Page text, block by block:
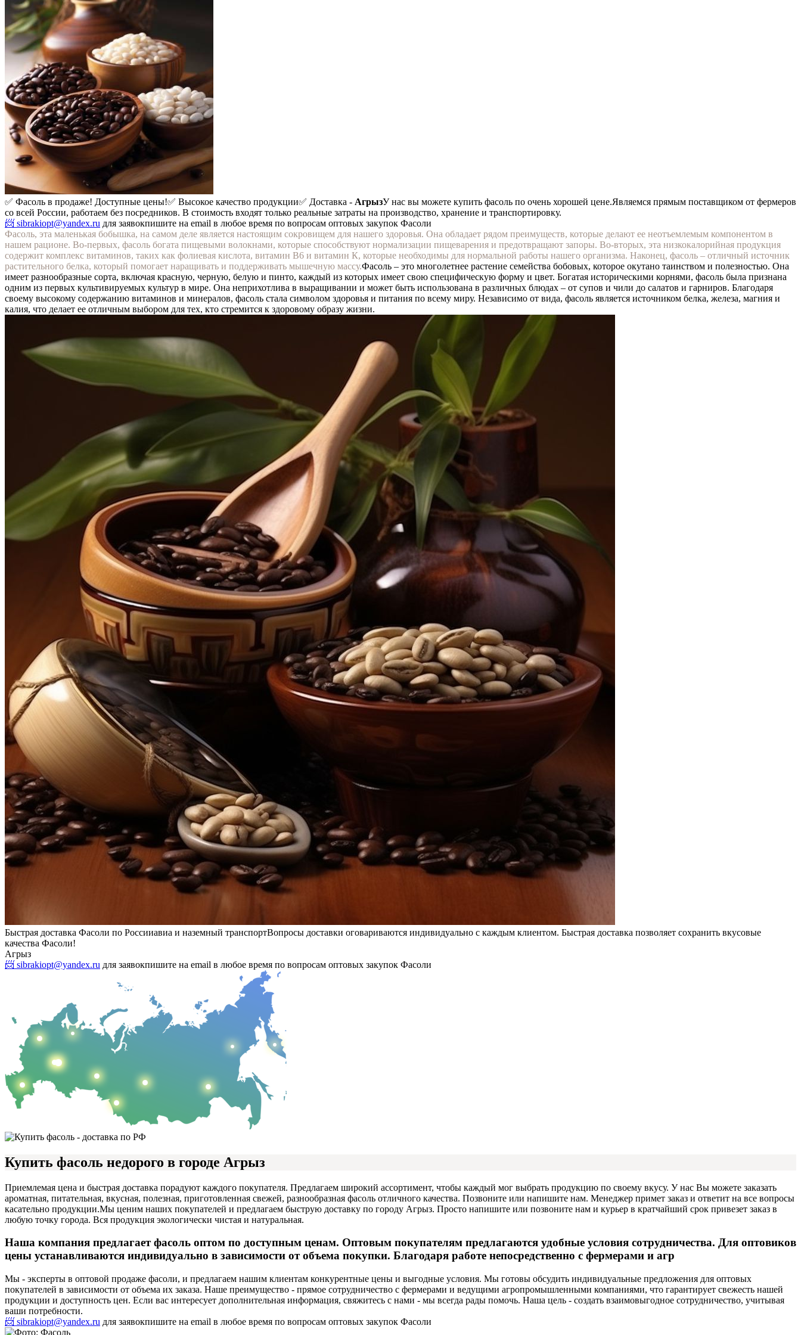
✅ Фасоль в продаже! Доступные цены!✅ Высокое качество продукции✅ Доставка - АгрызУ нас вы можете купить фасоль по очень хорошей цене.Являемся прямым поставщиком от фермеров
со всей России, работаем без посредников. В стоимость входят только реальные затраты на производство, хранение и транспортировку.
📨 sibrakiopt@yandex.ru для заявокпишите на email в любое время по вопросам оптовых закупок Фасоли
Фасоль, эта маленькая бобышка, на самом деле является настоящим сокровищем для нашего здоровья. Она обладает рядом преимуществ, которые делают ее неотъемлемым компонентом в
нашем рационе. Во-первых, фасоль богата пищевыми волокнами, которые способствуют нормализации пищеварения и предотвращают запоры. Во-вторых, эта низкокалорийная продукция
содержит комплекс витаминов, таких как фолиевая кислота, витамин В6 и витамин К, которые необходимы для нормальной работы нашего организма. Наконец, фасоль – отличный источник
растительного белка, который помогает наращивать и поддерживать мышечную массу.Фасоль – это многолетнее растение семейства бобовых, которое окутано таинством и полезностью. Она
имеет разнообразные сорта, включая красную, черную, белую и пинто, каждый из которых имеет свою специфическую форму и цвет. Богатая историческими корнями, фасоль была признана
одним из первых культивируемых культур в мире. Она неприхотлива в выращивании и может быть использована в различных блюдах – от супов и чили до салатов и гарниров. Благодаря
своему высокому содержанию витаминов и минералов, фасоль стала символом здоровья и питания по всему миру. Независимо от вида, фасоль является источником белка, железа, магния и
калия, что делает ее отличным выбором для тех, кто стремится к здоровому образу жизни.
Быстрая доставка Фасоли по Россииавиа и наземный транспортВопросы доставки оговариваются индивидуально с каждым клиентом. Быстрая доставка позволяет сохранить вкусовые
качества Фасоли!
Агрыз
📨 sibrakiopt@yandex.ru для заявокпишите на email в любое время по вопросам оптовых закупок Фасоли
Купить фасоль недорого в городе Агрыз
Приемлемая цена и быстрая доставка порадуют каждого покупателя. Предлагаем широкий ассортимент, чтобы каждый мог выбрать продукцию по своему вкусу. У нас Вы можете заказать
ароматная, питательная, вкусная, полезная, приготовленная свежей, разнообразная фасоль отличного качества. Позвоните или напишите нам. Менеджер примет заказ и ответит на все вопросы
касательно продукции.Мы ценим наших покупателей и предлагаем быструю доставку по городу Агрыз. Просто напишите или позвоните нам и курьер в кратчайший срок привезет заказ в
любую точку города. Вся продукция экологически чистая и натуральная.
Наша компания предлагает фасоль оптом по доступным ценам. Оптовым покупателям предлагаются удобные условия сотрудничества. Для оптовиков
цены устанавливаются индивидуально в зависимости от объема покупки. Благодаря работе непосредственно с фермерами и агр
Мы - эксперты в оптовой продаже фасоли, и предлагаем нашим клиентам конкурентные цены и выгодные условия. Мы готовы обсудить индивидуальные предложения для оптовых
покупателей в зависимости от объема их заказа. Наше преимущество - прямое сотрудничество с фермерами и ведущими агропромышленными компаниями, что гарантирует свежесть нашей
продукции и доступность цен. Если вас интересует дополнительная информация, свяжитесь с нами - мы всегда рады помочь. Наша цель - создать взаимовыгодное сотрудничество, учитывая
ваши потребности.
📨 sibrakiopt@yandex.ru для заявокпишите на email в любое время по вопросам оптовых закупок Фасоли